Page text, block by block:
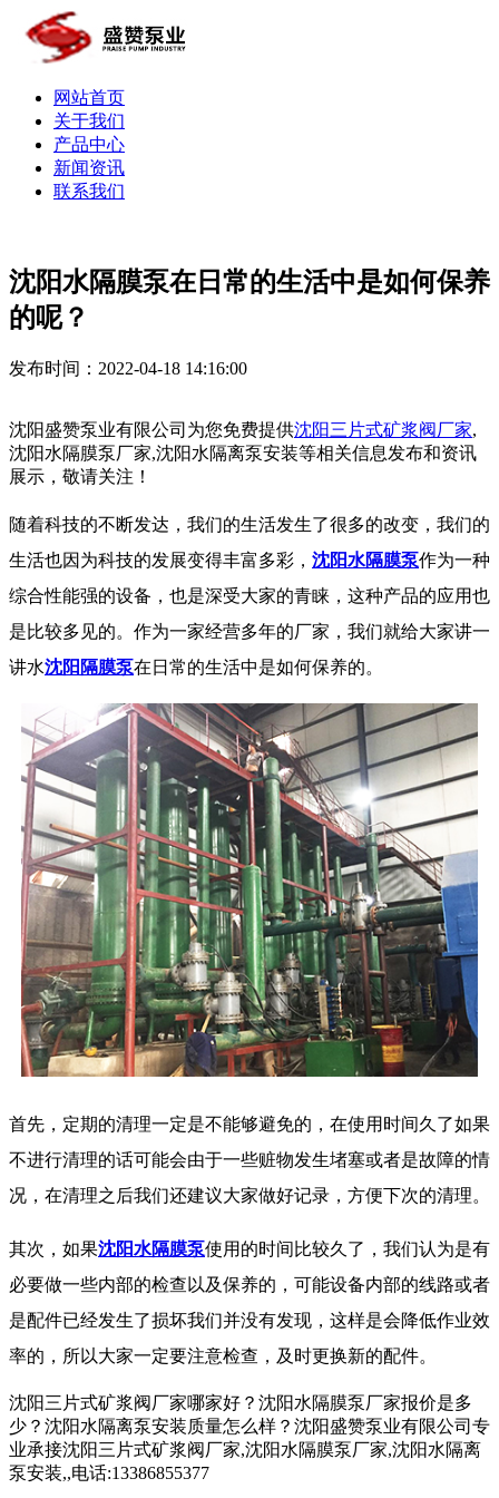
网站首页
关于我们
产品中心
新闻资讯
联系我们
沈阳水隔膜泵在日常的生活中是如何保养
的呢？
发布时间：2022-04-18 14:16:00
沈阳盛赞泵业有限公司为您免费提供沈阳三片式矿浆阀厂家,
沈阳水隔膜泵厂家,沈阳水隔离泵安装等相关信息发布和资讯
展示，敬请关注！
随着科技的不断发达，我们的生活发生了很多的改变，我们的
生活也因为科技的发展变得丰富多彩， 沈阳水隔膜泵作为一种
综合性能强的设备，也是深受大家的青睐，这种产品的应用也
是比较多见的。作为一家经营多年的厂家，我们就给大家讲一
讲水沈阳隔膜泵在日常的生活中是如何保养的。
首先，定期的清理一定是不能够避免的，在使用时间久了如果
不进行清理的话可能会由于一些赃物发生堵塞或者是故障的情
况，在清理之后我们还建议大家做好记录，方便下次的清理。
其次，如果沈阳水隔膜泵使用的时间比较久了，我们认为是有
必要做一些内部的检查以及保养的，可能设备内部的线路或者
是配件已经发生了损坏我们并没有发现，这样是会降低作业效
率的，所以大家一定要注意检查，及时更换新的配件。
沈阳三片式矿浆阀厂家哪家好？沈阳水隔膜泵厂家报价是多
少？沈阳水隔离泵安装质量怎么样？沈阳盛赞泵业有限公司专
业承接沈阳三片式矿浆阀厂家,沈阳水隔膜泵厂家,沈阳水隔离
泵安装,,电话:13386855377